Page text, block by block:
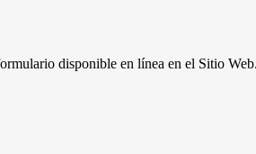
disponible en línea en el Sitio Web.